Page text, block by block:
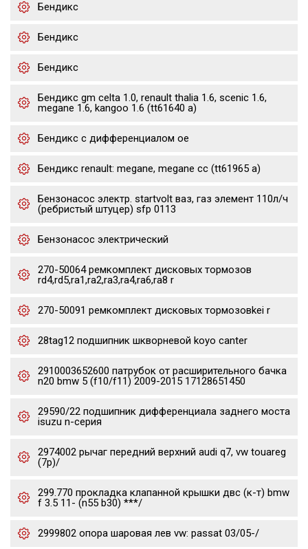
Бендикс
Бендикс
Бендикс
Бендикс gm celta 1.0, renault thalia 1.6, scenic 1.6,
megane 1.6, kangoo 1.6 (tt61640 a)
Бендикс с дифференциалом oe
Бендикс renault: megane, megane cc (tt61965 a)
Бензонасос электр. startvolt ваз, газ элемент 110л/ч
(ребристый штуцер) sfp 0113
Бензонасос электрический
270-50064 ремкомплект дисковых тормозов
rd4,rd5,ra1,ra2,ra3,ra4,ra6,ra8 r
270-50091 ремкомплект дисковых тормозовkei r
28tag12 подшипник шкворневой koyo canter
2910003652600 патрубок от расширительного бачка
n20 bmw 5 (f10/f11) 2009-2015 17128651450
29590/22 подшипник дифференциала заднего моста
isuzu n-серия
2974002 рычаг передний верхний audi q7, vw touareg
(7p)/
299.770 прокладка клапанной крышки двс (к-т) bmw
f 3.5 11- (n55 b30) ***/
2999802 опора шаровая лев vw: passat 03/05-/